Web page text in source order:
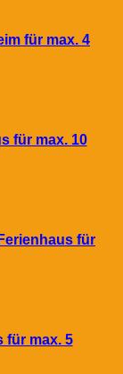
für max. 4
für max. 10
für
für max. 5